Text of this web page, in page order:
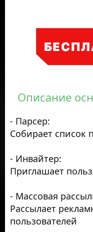
Описание
- Парсер:
Собирает список
- Инвайтер:
Приглашает
- Массовая
Рассылает
пользователей